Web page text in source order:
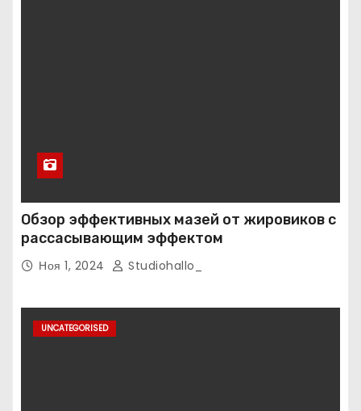
Обзор эффективных мазей от жировиков с
рассасывающим эффектом
Ноя 1, 2024 Studiohallo_
UNCATEGORISED